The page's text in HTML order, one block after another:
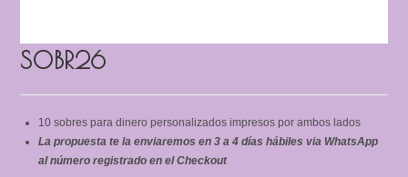
SOBR26
10 sobres para dinero personalizados impresos por ambos lados
La propuesta te la enviaremos en 3 a 4 días hábiles via WhatsApp
al número registrado en el Checkout